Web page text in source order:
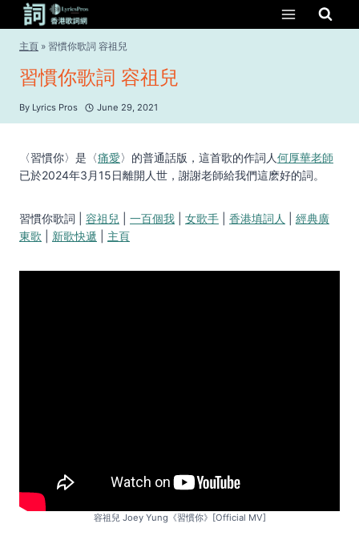
content
主頁 » 習慣你歌詞 容祖兒
習慣你歌詞 容祖兒
By Lyrics Pros June 29, 2021
〈習慣你〉是〈痛愛〉的普通話版，這首歌的作詞人何厚華老師
已於2024年3月15日離開人世，謝謝老師給我們這麽好的詞。
習慣你歌詞 | 容祖兒 一百個我 女歌手 香港填詞人
經典廣
東歌
新歌快遞 主頁
容祖兒 Joey Yung《習慣你》[Official MV]